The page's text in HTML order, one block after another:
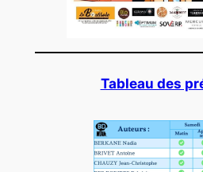
Tableau des